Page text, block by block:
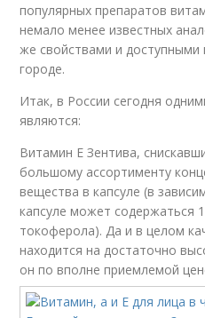
популярных препаратов
немало менее известных
же свойствами и доступными
городе.
Итак, в России сегодня
являются:
Витамин Е Зентива,
большому ассортименту
вещества в капсуле (в
капсуле может содержаться
токоферола). Да и в целом
находится на достаточно
он по вполне приемлемой